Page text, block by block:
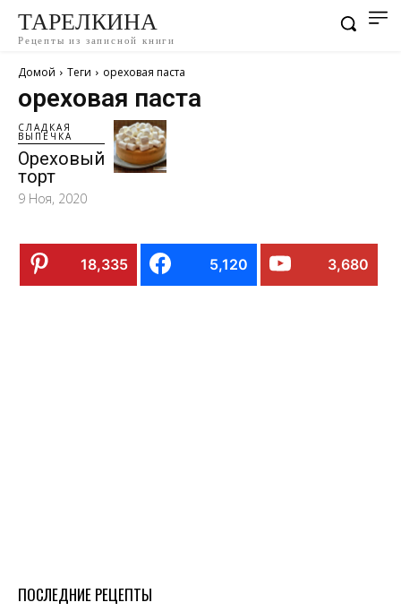
ТАРЕЛКИНА
Рецепты из записной книги
Домой Теги ореховая паста
ореховая паста
СЛАДКАЯ
ВЫПЕЧКА
Ореховый
торт
9 Ноя, 2020
18,335 5,120 3,680
ПОСЛЕДНИЕ РЕЦЕПТЫ